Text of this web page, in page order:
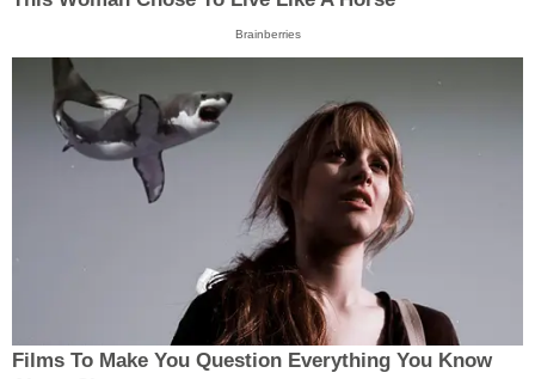
Brainberries
Films To Make You Question Everything You Know